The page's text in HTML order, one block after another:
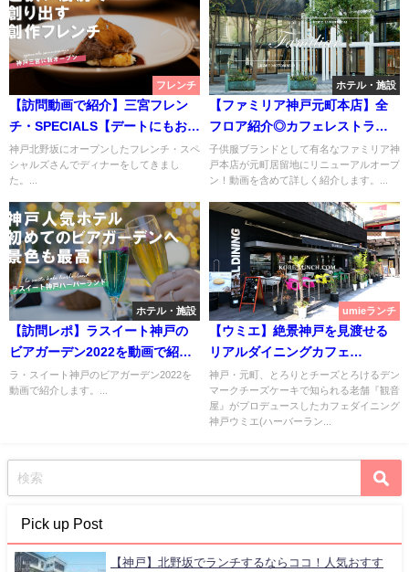
フレンチ
【訪問動画で紹介】三宮フレン
チ・SPECIALS【デートにもおす
すめカウンター席】
神戸北野坂にオープンしたフレンチ・スペ
シャルズさんでディナーをしてきまし
た。...
ホテル・施設
【ファミリア神戸元町本店】全
フロア紹介◎カフェレストラン
も併設【familiar】
子供服ブランドとして有名なファミリア神
戸本店が元町居留地にリニューアルオープ
ン！動画を含めて詳しく紹介します。...
ホテル・施設
【訪問レポ】ラスイート神戸の
ビアガーデン2022を動画で紹
介！【ハーバーランド】
ラ・スイート神戸のビアガーデン2022を
動画で紹介します。...
umieランチ
【ウミエ】絶景神戸を見渡せる
リアルダイニングカフェ
♪【umie・モザイク】
神戸・元町、とろりとチーズとろけるデン
マークチーズケーキで知られる老舗『観音
屋』がプロデュースしたカフェダイニング
神戸ウミエ(ハーバーラン...
Pick up Post
【神戸】北野坂でランチするならココ！人気おすす